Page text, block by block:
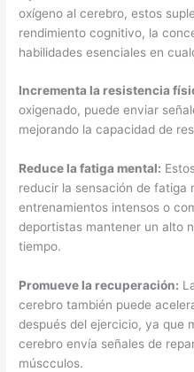
oxígeno al cerebro, estos
rendimiento cognitivo, la
habilidades esenciales en
Incrementa la resistencia
oxigenado, puede enviar
mejorando la capacidad de
Reduce la fatiga mental:
reducir la sensación de fatiga
entrenamientos intensos o
deportistas mantener un alto
tiempo.
Promueve la recuperación:
cerebro también puede
después del ejercicio, ya que
cerebro envía señales de
múscculos.